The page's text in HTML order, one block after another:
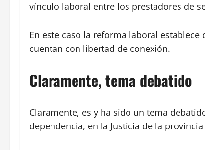
vínculo laboral entre los prestadores de
En este caso la reforma laboral establece
cuentan con libertad de conexión.
Claramente, tema debatido
Claramente, es y ha sido un tema
dependencia, en la Justicia de la